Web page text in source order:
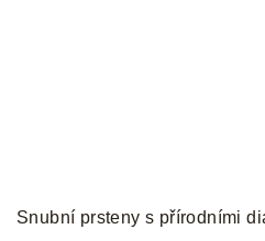
Snubní prsteny s přírodními